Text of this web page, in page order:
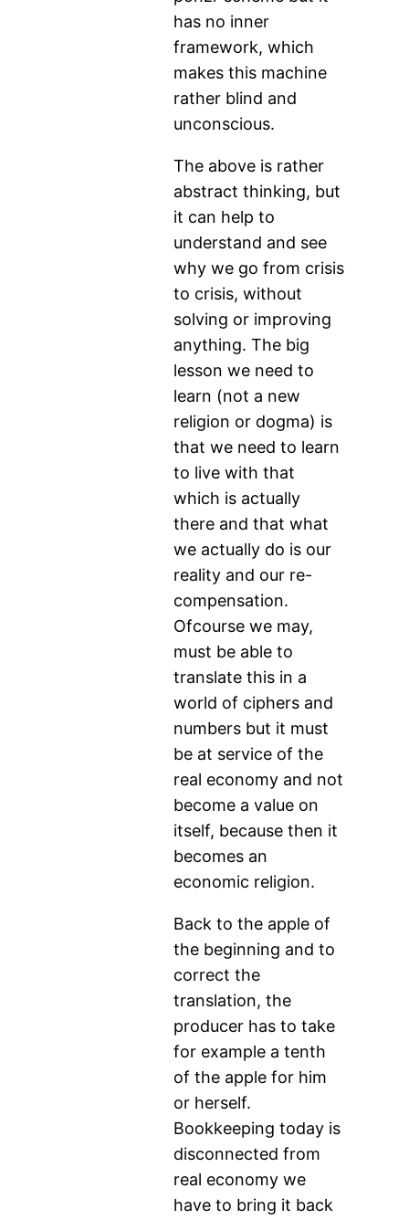
has no inner
framework, which
makes this machine
rather blind and
unconscious.
The above is rather
abstract thinking, but
it can help to
understand and see
why we go from crisis
to crisis, without
solving or improving
anything. The big
lesson we need to
learn (not a new
religion or dogma) is
that we need to learn
to live with that
which is actually
there and that what
we actually do is our
reality and our re-
compensation.
Ofcourse we may,
must be able to
translate this in a
world of ciphers and
numbers but it must
be at service of the
real economy and not
become a value on
itself, because then it
becomes an
economic religion.
Back to the apple of
the beginning and to
correct the
translation, the
producer has to take
for example a tenth
of the apple for him
or herself.
Bookkeeping today is
disconnected from
real economy we
have to bring it back